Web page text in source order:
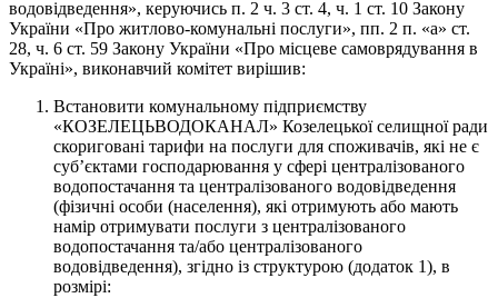
водовідведення», керуючись п. 2 ч. 3 ст. 4, ч. 1 ст. 10 Закону
України «Про житлово-комунальні послуги», пп. 2 п. «а» ст.
28, ч. 6 ст. 59 Закону України «Про місцеве самоврядування в
Україні», виконавчий комітет вирішив:
Встановити комунальному підприємству
«КОЗЕЛЕЦЬВОДОКАНАЛ» Козелецької селищної ради
скориговані тарифи на послуги для споживачів, які не є
суб’єктами господарювання у сфері централізованого
водопостачання та централізованого водовідведення
(фізичні особи (населення), які отримують або мають
намір отримувати послуги з централізованого
водопостачання та/або централізованого
водовідведення), згідно із структурою (додаток 1), в
розмірі: